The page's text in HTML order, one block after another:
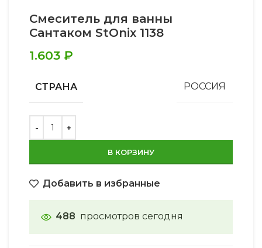
Смеситель для ванны
Сантаком StOnix 1138
1.603 ₽
СТРАНА РОССИЯ
В КОРЗИНУ
Добавить в избранные
488 просмотров сегодня